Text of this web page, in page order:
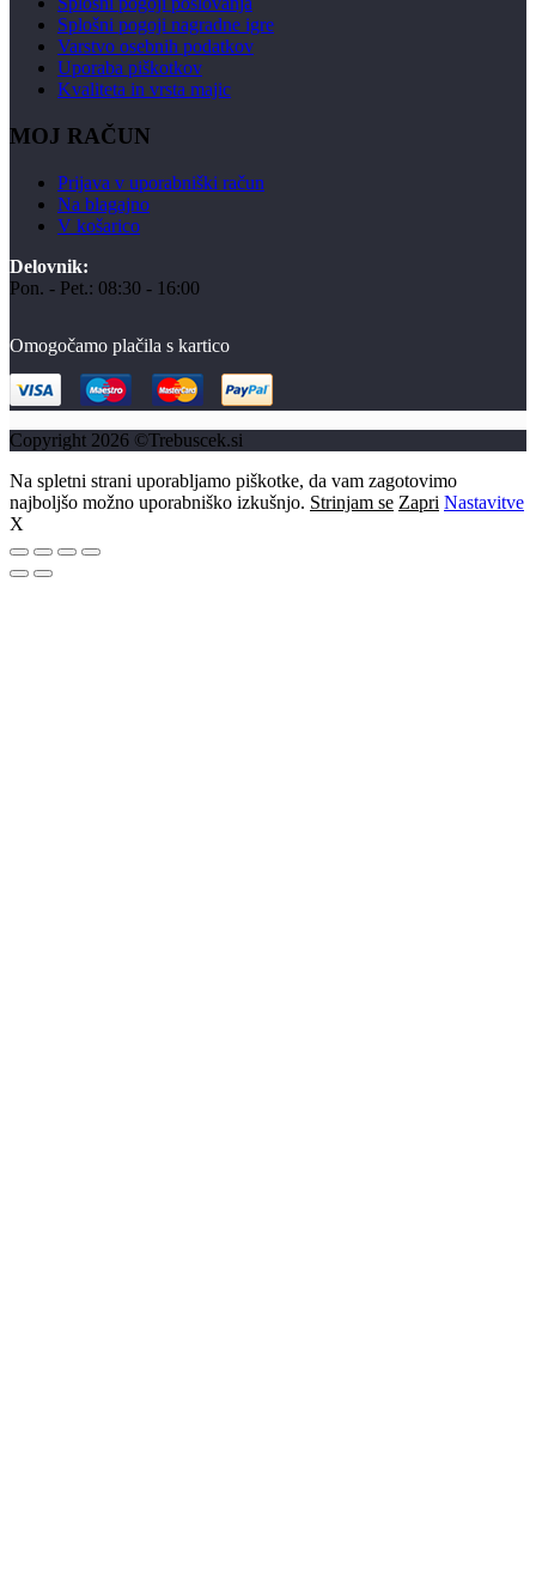
Splošni pogoji nagradne igre
Varstvo osebnih podatkov
Uporaba piškotkov
Kvaliteta in vrsta majic
MOJ RAČUN
Prijava v uporabniški račun
Na blagajno
V košarico
Delovnik:
Pon. - Pet.: 08:30 - 16:00
Omogočamo plačila s kartico
Copyright 2026 ©Trebuscek.si
Na spletni strani uporabljamo piškotke, da vam zagotovimo
najboljšo možno uporabniško izkušnjo. Strinjam se Zapri Nastavitve
X